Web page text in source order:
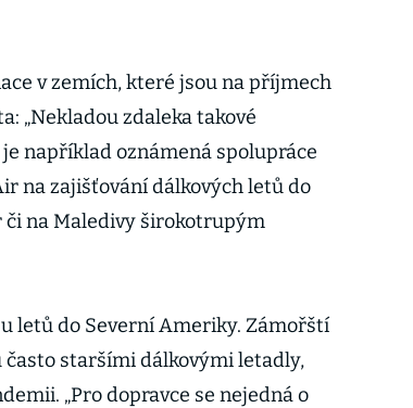
v zemích, které jsou na příjmech
„Nekladou zdaleka takové
například oznámená spolupráce
na zajišťování dálkových letů do
či na Maledivy širokotrupým
letů do Severní Ameriky. Zámořští
staršími dálkovými letadly,
„Pro dopravce se nejedná o